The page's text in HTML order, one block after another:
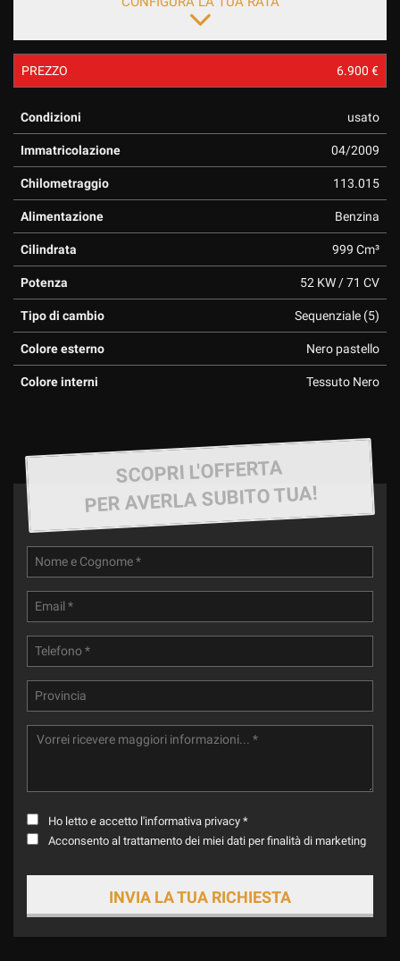
PREZZO 6.900 €
Condizioni usato
Immatricolazione 04/2009
Chilometraggio 113.015
Alimentazione Benzina
Cilindrata 999 Cm³
Potenza 52 KW / 71 CV
Tipo di cambio Sequenziale (5)
Colore esterno Nero pastello
Colore interni Tessuto Nero
SCOPRI L'OFFERTA
PER AVERLA SUBITO TUA!
Ho letto e accetto l'informativa privacy *
Acconsento al trattamento dei miei dati per finalità di marketing
INVIA LA TUA RICHIESTA